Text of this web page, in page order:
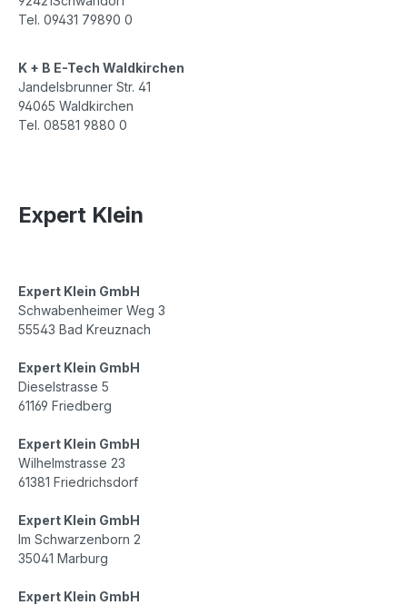
Tel. 09431 79890 0
K + B E-Tech Waldkirchen
Jandelsbrunner Str. 41
94065 Waldkirchen
Tel. 08581 9880 0
Expert Klein
Expert Klein GmbH
Schwabenheimer Weg 3
55543 Bad Kreuznach
Expert Klein GmbH
Dieselstrasse 5
61169 Friedberg
Expert Klein GmbH
Wilhelmstrasse 23
61381 Friedrichsdorf
Expert Klein GmbH
Im Schwarzenborn 2
35041 Marburg
Expert Klein GmbH